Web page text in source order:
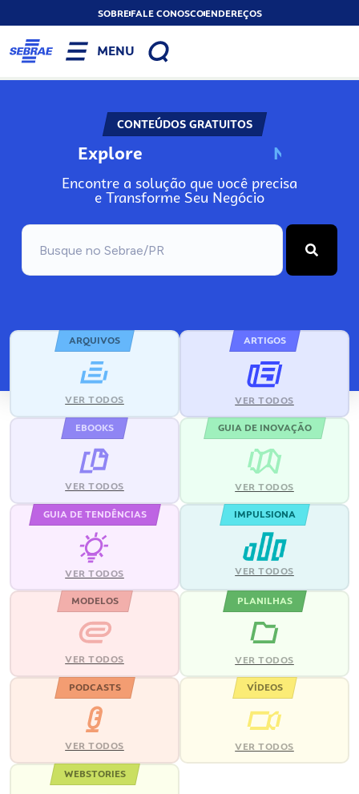
SOBREFALE CONOSCOENDEREÇOS
MENU
CONTEÚDOS GRATUITOS
Explore N
Encontre a solução que você precisa
e Transforme Seu Negócio
ARQUIVOS
VER TODOS
ARTIGOS
VER TODOS
EBOOKS
VER TODOS
GUIA DE INOVAÇÃO
VER TODOS
GUIA DE TENDÊNCIAS
VER TODOS
IMPULSIONA
VER TODOS
MODELOS
VER TODOS
PLANILHAS
VER TODOS
PODCASTS
VER TODOS
VÍDEOS
VER TODOS
WEBSTORIES